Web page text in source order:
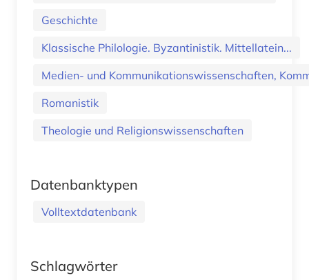
Geschichte
Klassische Philologie. Byzantinistik. Mittellatein...
Medien- und Kommunikationswissenschaften,
Romanistik
Theologie und Religionswissenschaften
Datenbanktypen
Volltextdatenbank
Schlagwörter